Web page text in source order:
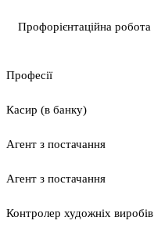
Профорієнтаційна робота
Професії
Касир (в банку)
Агент з постачання
Агент з постачання
Контролер художніх виробів